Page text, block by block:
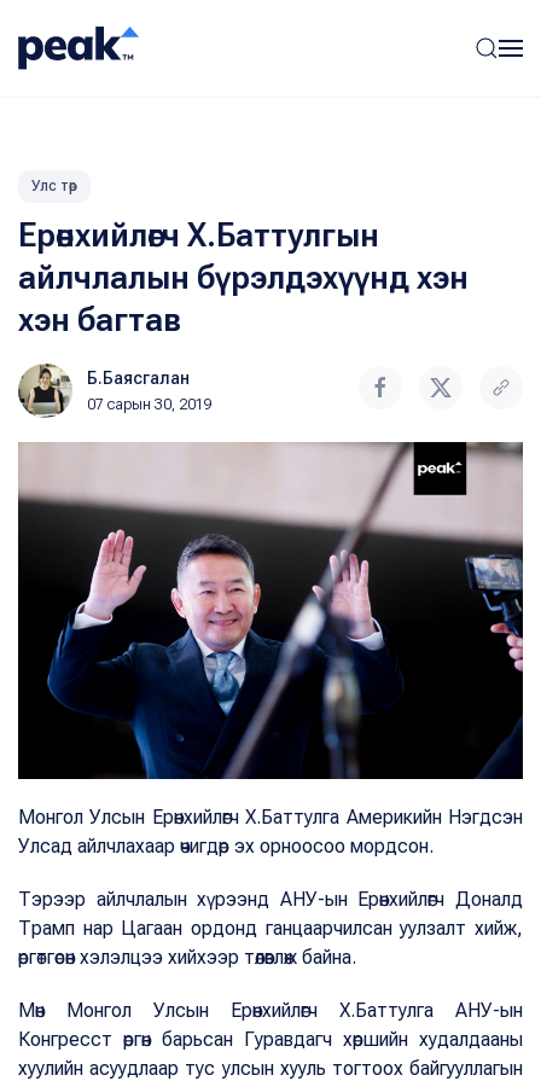
Улс төр
Ерөнхийлөгч Х.Баттулгын
айлчлалын бүрэлдэхүүнд хэн
хэн багтав
Б.Баясгалан
07 сарын 30, 2019
Монгол Улсын Ерөнхийлөгч Х.Баттулга Америкийн Нэгдсэн
Улсад айлчлахаар өчигдөр эх орноосоо мордсон.
Тэрээр айлчлалын хүрээнд АНУ-ын Ерөнхийлөгч Доналд
Трамп нар Цагаан ордонд ганцаарчилсан уулзалт хийж,
өргөтгөсөн хэлэлцээ хийхээр төлөвлөж байна.
Мөн Монгол Улсын Ерөнхийлөгч Х.Баттулга АНУ-ын
Конгресст өргөн барьсан Гуравдагч хөршийн худалдааны
хуулийн асуудлаар тус улсын хууль тогтоох байгууллагын